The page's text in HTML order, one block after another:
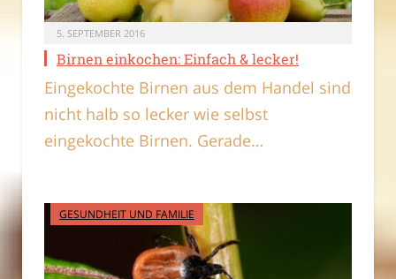
5. SEPTEMBER 2016
Birnen einkochen: Einfach & lecker!
Eingekochte Birnen aus dem Handel sind
nicht halb so lecker wie selbst
eingekochte Birnen. Gerade…
GESUNDHEIT UND FAMILIE